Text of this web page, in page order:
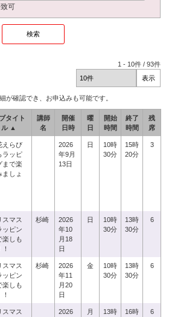
可
1 - 10件 /93件
が確認でき、お申込みも可能です。
タイト
ル ▲
講師
名
開催
日時
曜
日
開始
時間
終了
時間
残
席
えらび
ラッピ
まで楽
ましょ
2026
年9月
13日
日
10時
30分
15時
20分
3
スマス
ッピン
楽しも
杉崎
2026
年10
月18
日
日
10時
30分
13時
30分
6
スマス
ッピン
楽しも
杉崎
2026
年11
月20
日
金
10時
30分
13時
30分
6
スマス
2026
月
13時
16時
6